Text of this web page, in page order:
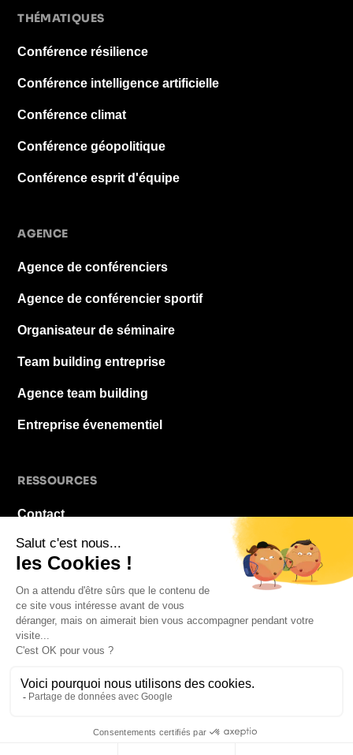
THÉMATIQUES
Conférence résilience
Conférence intelligence artificielle
Conférence climat
Conférence géopolitique
Conférence esprit d'équipe
AGENCE
Agence de conférenciers
Agence de conférencier sportif
Organisateur de séminaire
Team building entreprise
Agence team building
Entreprise évenementiel
RESSOURCES
Contact
À propos
FAQ
© 2026 La Pause De Midi. Tous droits réservés.
Mentions légales